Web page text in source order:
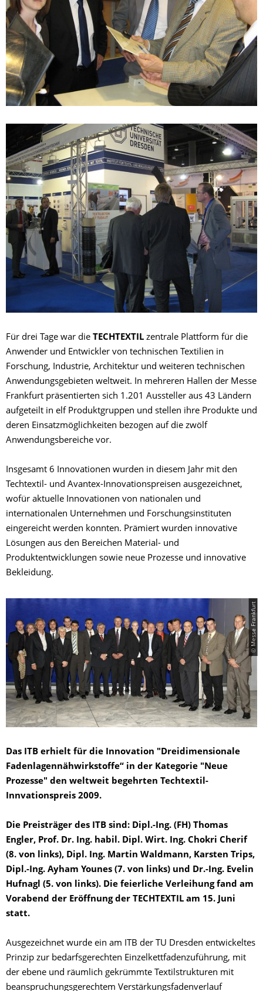
Für drei Tage war die TECHTEXTIL zentrale Plattform für die
Anwender und Entwickler von technischen Textilien in
Forschung, Industrie, Architektur und weiteren technischen
Anwendungsgebieten weltweit. In mehreren Hallen der Messe
Frankfurt präsentierten sich 1.201 Aussteller aus 43 Ländern
aufgeteilt in elf Produktgruppen und stellen ihre Produkte und
deren Einsatzmöglichkeiten bezogen auf die zwölf
Anwendungsbereiche vor.
Insgesamt 6 Innovationen wurden in diesem Jahr mit den
Techtextil- und Avantex-Innovationspreisen ausgezeichnet,
wofür aktuelle Innovationen von nationalen und
internationalen Unternehmen und Forschungsinstituten
eingereicht werden konnten. Prämiert wurden innovative
Lösungen aus den Bereichen Material- und
Produktentwicklungen sowie neue Prozesse und innovative
Bekleidung.
© Messe Frankfurt
Das ITB erhielt für die Innovation "Dreidimensionale
Fadenlagennähwirkstoffe“ in der Kategorie "Neue
Prozesse" den weltweit begehrten Techtextil-
Innvationspreis 2009.
Die Preisträger des ITB sind: Dipl.-Ing. (FH) Thomas
Engler, Prof. Dr. Ing. habil. Dipl. Wirt. Ing. Chokri Cherif
(8. von links), Dipl. Ing. Martin Waldmann, Karsten Trips,
Dipl.-Ing. Ayham Younes (7. von links) und Dr.-Ing. Evelin
Hufnagl (5. von links). Die feierliche Verleihung fand am
Vorabend der Eröffnung der TECHTEXTIL am 15. Juni
statt.
Ausgezeichnet wurde ein am ITB der TU Dresden entwickeltes
Prinzip zur bedarfsgerechten Einzelkettfadenzuführung, mit
der ebene und räumlich gekrümmte Textilstrukturen mit
beanspruchungsgerechtem Verstärkungsfadenverlauf